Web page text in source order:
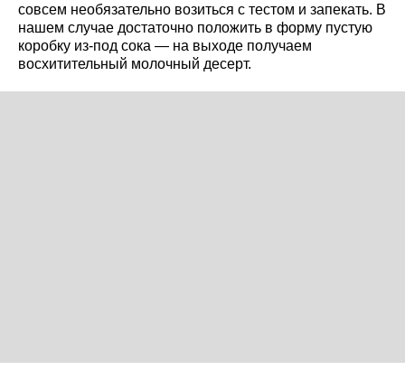
совсем необязательно возиться с тестом и запекать. В
нашем случае достаточно положить в форму пустую
коробку из-под сока — на выходе получаем
восхитительный молочный десерт.